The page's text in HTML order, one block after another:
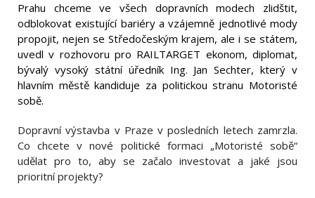
Prahu chceme ve všech dopravních modech zlidštit,
odblokovat existující bariéry a vzájemně jednotlivé mody
propojit, nejen se Středočeským krajem, ale i se státem,
uvedl v rozhovoru pro RAILTARGET ekonom, diplomat,
bývalý vysoký státní úředník Ing. Jan Sechter, který v
hlavním městě kandiduje za politickou stranu Motoristé
sobě.
Dopravní výstavba v Praze v posledních letech zamrzla.
Co chcete v nové politické formaci „Motoristé sobě“
udělat pro to, aby se začalo investovat a jaké jsou
prioritní projekty?